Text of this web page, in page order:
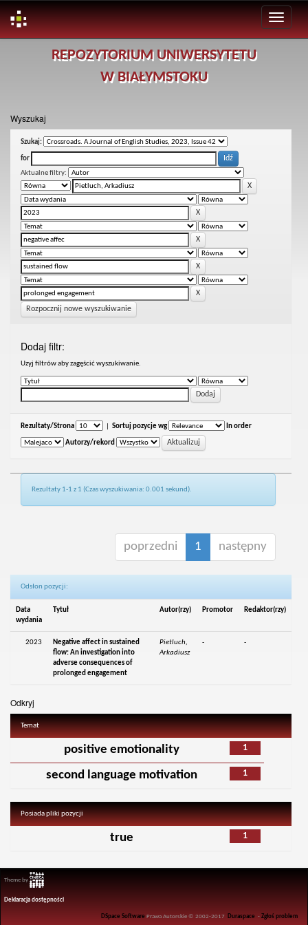
REPOZYTORIUM UNIWERSYTETU
W BIAŁYMSTOKU
Wyszukaj
Szukaj:
for
Aktualne filtry:
Rozpocznij nowe wyszukiwanie
Dodaj filtr:
Uzyj filtrów aby zagęścić wyszukiwanie.
Rezultaty/Strona Sortuj pozycje wg In order
Autorzy/rekord
Rezultaty 1-1 z 1 (Czas wyszukiwania: 0.001 sekund).
poprzedni 1 następny
Odsłon pozycji:
Data
wydania
Tytuł Autor(rzy) Promotor Redaktor(rzy)
2023
Negative affect in sustained
flow: An investigation into
adverse consequences of
prolonged engagement
Pietluch,
Arkadiusz
- -
Odkryj
Temat
1
positive emotionality
1
second language motivation
Posiada pliki pozycji
1
true
Theme by
Deklaracja dostępności
DSpace Software Prawa Autorskie © 2002-2017 Duraspace -Zgłoś problem